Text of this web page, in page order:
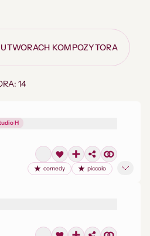
KOMPOZYTORA
14
H
comedy piccolo